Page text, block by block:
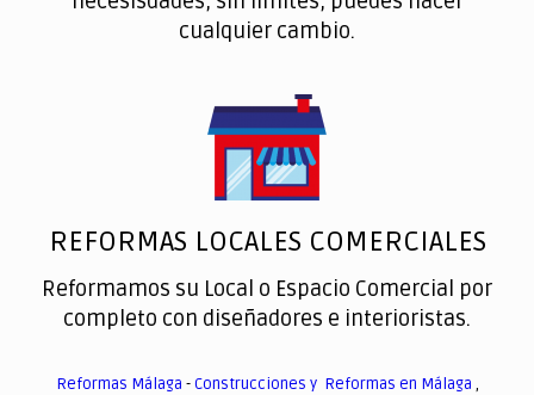
cualquier cambio.
REFORMAS LOCALES COMERCIALES
Reformamos su Local o Espacio Comercial por
completo con diseñadores e interioristas.
Reformas Málaga -Construcciones y Reformas en Málaga ,